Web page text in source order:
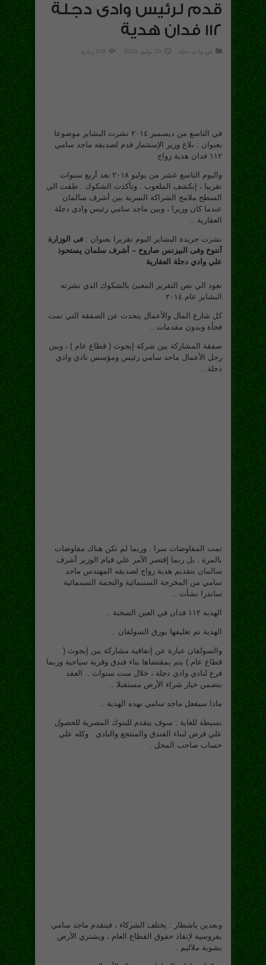
قدم لرئيس وادى دجلة
١١٢ فدان هدية
في وادى دجلة 20 يوليو، 2018 935 زيارة
في التاسع من ديسمبر ٢٠١٤ نشرت البشاير موضوعا
بعنوان : بلاغ وزير الإستثمار قدم لصديقه ماجد سامي
١١٢ فدان هدية زواج
واليوم التاسع عشر من يوليو ٢٠١٨ بعد أربع سنوات
تقريبا ، إنكشف الملعوب . وتأكدت الشكوك . طفت الي
السطح ملامح الشراكة السرية بين أشرف سالمان
عندما كان وزيرا ، وبين ماجد سامي رئيس وادي دجلة
العقارية ..
نشرت جريدة البشاير اليوم تقريرا بعنوان : فى الوزارة
أنتوخ وفى البيزنس صاروخ – أشرف سلمان يستحوذ
علي وادي دجلة العقارية .
نعود الي نص التقرير المعبئ بالشكوك الذي نشرته
البشاير عام ٢٠١٤
كل شارع المال والأعمال يتحدث عن الصفقة التي تمت
فجأة وبدون مقدمات ..
صفقة المشاركة بين شركة إيجوث ( قطاع عام ) ، وبين
رجل الأعمال ماجد سامي رئيس ومؤسس نادي وادي
دجلة ..
تمت المفاوضات سرا . وربما لم تكن هناك مفاوضات
بالمرة . بل ربما إقتصر الأمر علي قيام الوزير أشرف
سالمان بتقديم هدية زواج لصديقه المهندس ماجد
سامي من المخرجة السنيمائية والنجمة السينمائية
ساندرا نشأت ..
الهدية ١١٢ فدان في العين السخنة ..
الهدية تم تغليفها بورق السولفان ..
والسولفان عبارة عن إتفاقية مشاركة بين إيجوث (
قطاع عام ) يتم بمقتضاها بناء فندق وقرية سياحية وربما
فرع لنادي وادي دجلة ، خلال ست سنوات .. العقد
يتضمن خيار شراء الأرض مستقبلا ..
ماذا سيفعل ماجد سامي بهذه الهدية ..
بسيطة للغاية : سوف يتقدم للبنوك المصرية للحصول
علي قرض لبناء الفندق والمنتجع والنادي . وكله علي
حساب صاحب المحل .
وبعدين ياشطار : يختلف الشركاء ، فيتقدم ماجد سامي
بفروسية لإنقاذ حقوق القطاع العام ، ويشتري الأرض
بشوية ملاليم ..